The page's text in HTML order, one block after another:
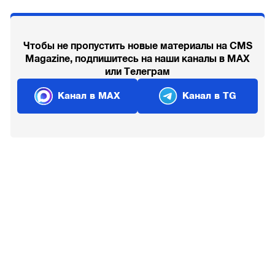
Чтобы не пропустить новые материалы на CMS
Magazine, подпишитесь на наши каналы в MAX
или Телеграм
Канал в MAX Канал в TG